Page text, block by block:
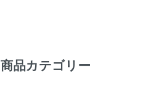
商品カテゴリー